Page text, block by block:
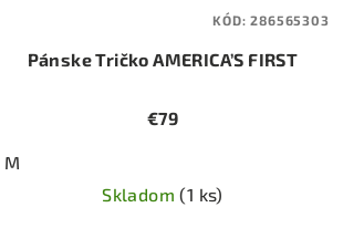
Pánske Tričko AMERICA’S FIRST
€79
M
Skladom(1 ks)
KÓD:286565303